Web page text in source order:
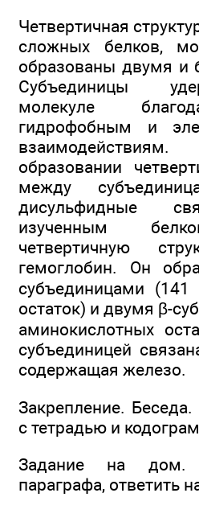
Четвертичная
сложных белков,
образованы двумя и
Субъединицы
молекуле
гидрофобным и
образовании
между
дисульфидные
изученным
четвертичную
гемоглобин. Он
субъединицами (141
остаток) и двумя β-
аминокислотных
субъединицей
содержащая железо.
Закрепление.
с тетрадью и
Задание на дом.
параграфа, ответить